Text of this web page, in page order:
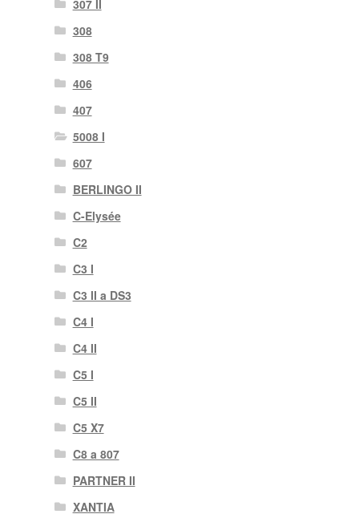
307 II
308
308 T9
406
407
5008 I
607
BERLINGO II
C-Elysée
C2
C3 I
C3 II a DS3
C4 I
C4 II
C5 I
C5 II
C5 X7
C8 a 807
PARTNER II
XANTIA